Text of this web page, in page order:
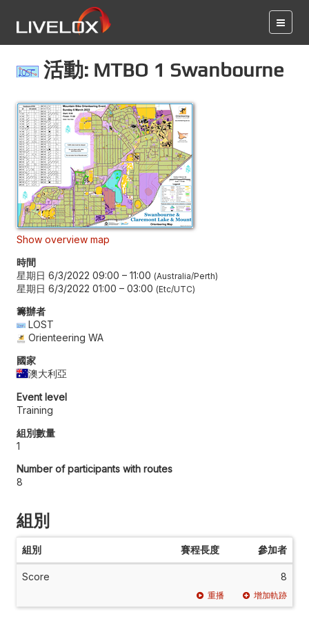
活動: MTBO 1 Swanbourne
Show overview map
時間
星期日 6/3/2022 09:00 – 11:00 Australia/Perth
星期日 6/3/2022 01:00 – 03:00 Etc/UTC
籌辦者
LOST
Orienteering WA
國家
澳大利亞
Event level
Training
組別數量
1
Number of participants with routes
8
組別
組別 賽程長度 參加者
Score 8
重播 增加軌跡